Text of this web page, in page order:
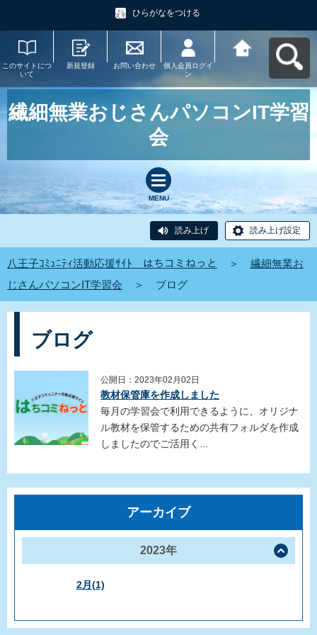
ひらがなをつける
このサイトにつ
いて
新規登録 お問い合わせ
個人会員ログイ
ン
る
繊細無業おじさんパソコンIT学習
会
MENU
読み上げ 読み上げ設定
八王子ｺﾐｭﾆﾃｨ活動応援ｻｲﾄ はちコミねっと ＞
繊細無業お
じさんパソコンIT学習会
＞ ブログ
ブログ
公開日：2023年02月02日
教材保管庫を作成しました
毎月の学習会で利用できるように、オリジナ
ル教材を保管するための共有フォルダを作成
しましたのでご活用く...
アーカイブ
2023年
2月(1)